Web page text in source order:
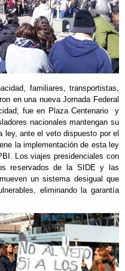
familiares, transportistas,
en una nueva Jornada Federal
fue en Plaza Centenario y
nacionales mantengan su
ley, ante el veto dispuesto por el
la implementación de esta ley
Los viajes presidenciales con
reservados de la SIDE y las
un sistema desigual que
eliminando la garantía